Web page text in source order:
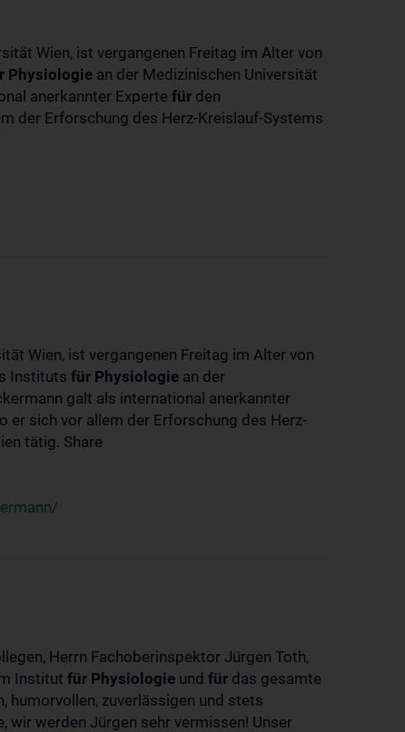
Wien, ist vergangenen Freitag im Alter von
Physiologie an der Medizinischen Universität
anerkannter Experte für den
der Erforschung des Herz-Kreislauf-Systems
Wien, ist vergangenen Freitag im Alter von
Instituts für Physiologie an der
galt als international anerkannter
er sich vor allem der Erforschung des Herz-
tätig. Share
Herrn Fachoberinspektor Jürgen Toth,
Institut für Physiologie und für das gesamte
humorvollen, zuverlässigen und stets
wir werden Jürgen sehr vermissen! Unser